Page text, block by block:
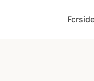
Forside